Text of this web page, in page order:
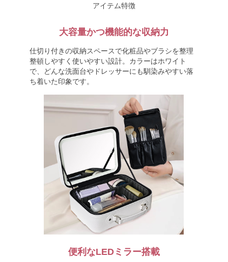
アイテム特徴
大容量かつ機能的な収納力
仕切り付きの収納スペースで化粧品やブラシを整理
整頓しやすく使いやすい設計。カラーはホワイト
で、どんな洗面台やドレッサーにも馴染みやすい落
ち着いた印象です。
便利なLEDミラー搭載